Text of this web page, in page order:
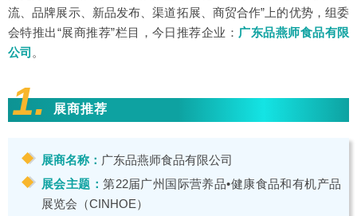
流、品牌展示、新品发布、渠道拓展、商贸合作”上的优势，组委
会特推出“展商推荐”栏目，今日推荐企业： 广东品燕师食品有限
公司 。
1. 展商推荐
展商名称： 广东品燕师食品有限公司
展会主题：第22届广州国际营养品•健康食品和有机产品
展览会（CINHOE）